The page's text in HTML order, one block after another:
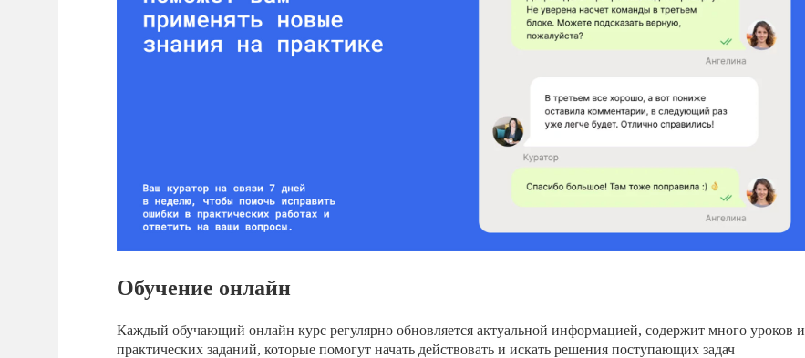
Обучение онлайн
Каждый обучающий онлайн курс регулярно обновляется актуальной информацией, содержит много уроков и
практических заданий, которые помогут начать действовать и искать решения поступающих задач